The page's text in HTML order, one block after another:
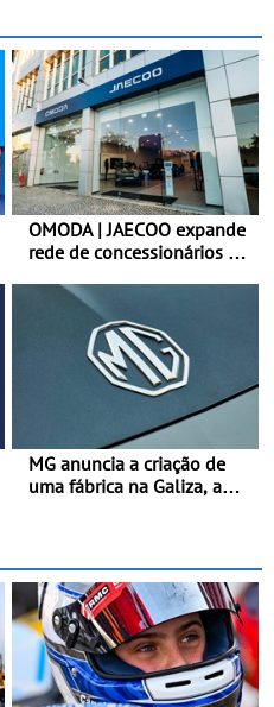
com ambição renovada de
regressar ao pódio
OMODA | JAECOO expande
rede de concessionários -
nível nacional continua em
bom ritmo
MG anuncia a criação de
uma fábrica na Galiza, a
para 2028, com uma
capacidade anual de até
120.000 veículos